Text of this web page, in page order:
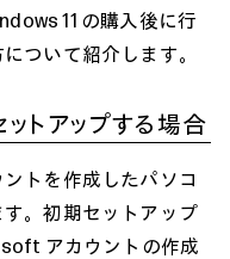
11 の購入後に行
ついて紹介します。
トアップする場合
トを作成したパソコ
。初期セットアップ
アカウントの作成